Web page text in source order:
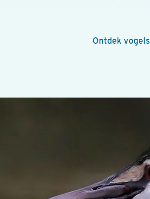
Ontdek vogels